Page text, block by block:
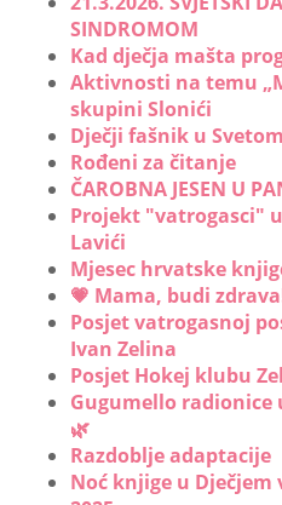
SINDROMOM
Kad dječja mašta
Aktivnosti na temu
skupini Slonići
Dječji fašnik u
Rođeni za čitanje
ČAROBNA JESEN U
Projekt "vatrogasci"
Lavići
Mjesec hrvatske
💗 Mama, budi
Posjet vatrogasnoj
Ivan Zelina
Posjet Hokej klubu
Gugumello radionice
🌿
Razdoblje adaptacije
Noć knjige u